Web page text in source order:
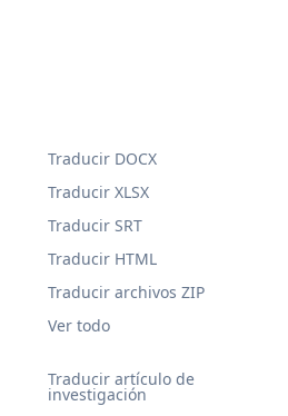
Traducir artículo de
investigación
Traducir DOCX
Traducir XLSX
Traducir SRT
Traducir HTML
Traducir archivos ZIP
Ver todo